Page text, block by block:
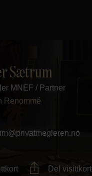
Sætrum
MNEF / Partner
Renommé
Del visittkort